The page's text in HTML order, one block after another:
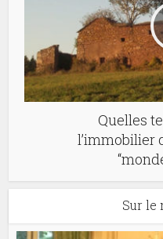
Quelles
l’immobilier
Sur le